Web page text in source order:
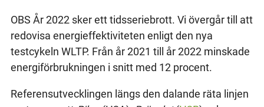
OBS År 2022 sker ett tidsseriebrott. Vi övergår till att
redovisa energieffektiviteten enligt den nya
testcykeln WLTP. Från år 2021 till år 2022 minskade
energiförbrukningen i snitt med 12 procent.
Referensutvecklingen längs den dalande räta linjen